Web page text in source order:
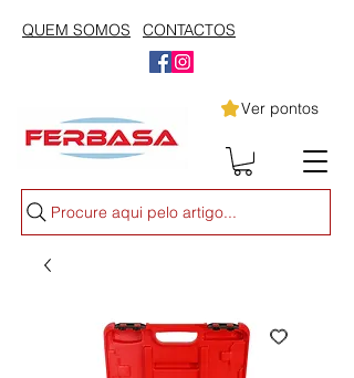
QUEM SOMOS CONTACTOS
Ver pontos
Procure aqui pelo artigo...